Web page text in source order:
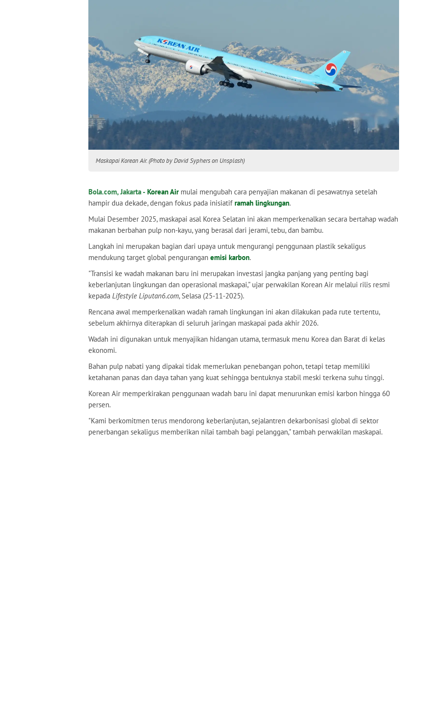
Maskapai Korean Air. (Photo by David Syphers on Unsplash)
Bola.com, Jakarta - Korean Airmulai mengubah cara penyajian makanan di pesawatnya setelah
hampir dua dekade, dengan fokus pada inisiatif ramah lingkungan.
Mulai Desember 2025, maskapai asal Korea Selatan ini akan memperkenalkan secara bertahap wadah
makanan berbahan pulp non-kayu, yang berasal dari jerami, tebu, dan bambu.
Langkah ini merupakan bagian dari upaya untuk mengurangi penggunaan plastik sekaligus
mendukung target global pengurangan emisi karbon.
"Transisi ke wadah makanan baru ini merupakan investasi jangka panjang yang penting bagi
keberlanjutan lingkungan dan operasional maskapai,” ujar perwakilan Korean Air melalui rilis resmi
kepada Lifestyle Liputan6.com, Selasa (25-11-2025).
Rencana awal memperkenalkan wadah ramah lingkungan ini akan dilakukan pada rute tertentu,
sebelum akhirnya diterapkan di seluruh jaringan maskapai pada akhir 2026.
Wadah ini digunakan untuk menyajikan hidangan utama, termasuk menu Korea dan Barat di kelas
ekonomi.
Bahan pulp nabati yang dipakai tidak memerlukan penebangan pohon, tetapi tetap memiliki
ketahanan panas dan daya tahan yang kuat sehingga bentuknya stabil meski terkena suhu tinggi.
Korean Air memperkirakan penggunaan wadah baru ini dapat menurunkan emisi karbon hingga 60
persen.
"Kami berkomitmen terus mendorong keberlanjutan, sejalantren dekarbonisasi global di sektor
penerbangan sekaligus memberikan nilai tambah bagi pelanggan," tambah perwakilan maskapai.